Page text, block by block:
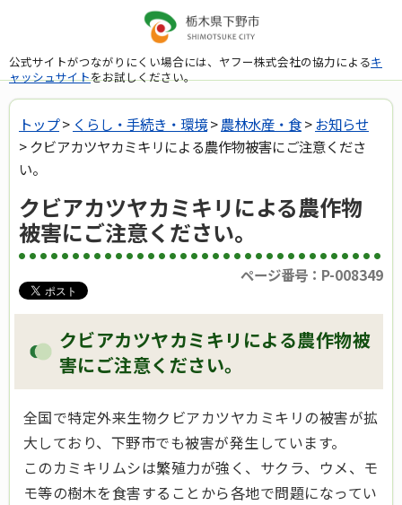
公式サイトがつながりにくい場合には、ヤフー株式会社の協力によるキ
ャッシュサイトをお試しください。
トップ> くらし・手続き・環境>農林水産・食>お知らせ
> クビアカツヤカミキリによる農作物被害にご注意くださ
い。
クビアカツヤカミキリによる農作物
被害にご注意ください。
ページ番号：P-008349
クビアカツヤカミキリによる農作物被
害にご注意ください。
全国で特定外来生物クビアカツヤカミキリの被害が拡
大しており、下野市でも被害が発生しています。
このカミキリムシは繁殖力が強く、サクラ、ウメ、モ
モ等の樹木を食害することから各地で問題になってい